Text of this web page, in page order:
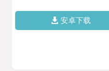
安卓下载